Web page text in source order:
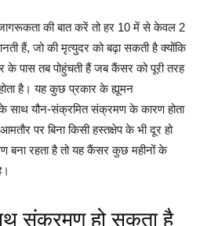
की बात करें तो हर 10 में से केवल 2
हैं, जो की मृत्युदर को बढ़ा सकती है क्योंकि
के पास तब पोहुंचती हैं जब कैंसर को पूरी तरह
है। यह कुछ प्रकार के ह्यूमन
के साथ यौन-संक्रमित संक्रमण के कारण होता
पर बिना किसी हस्तक्षेप के भी दूर हो
बना रहता है तो यह कैंसर कुछ महीनों के
संक्रमण हो सकता है